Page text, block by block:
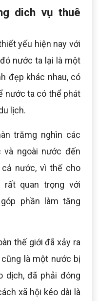
dich vụ thuê
yếu hiện nay với
nước ta lại là một
đẹp khác nhau, có
nước ta có thể phát
lịch.
trămg nghìn các
và ngoài nước đến
nước, vì thế cho
quan trọng với
phần làm tăng
thế giới đã xảy ra
là một nước bị
dịch, đã phải đóng
xã hội kéo dài là